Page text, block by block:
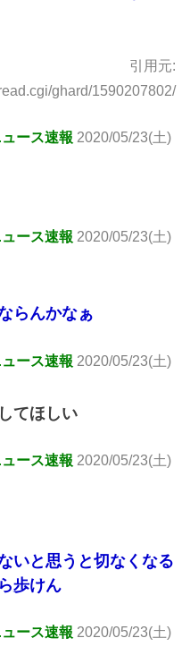
引用元:
ghard/1590207802/
ース速報 2020/05/23(土)
ース速報 2020/05/23(土)
らんかなぁ
ース速報 2020/05/23(土)
てほしい
ース速報 2020/05/23(土)
いと思うと切なくなる
歩けん
ース速報 2020/05/23(土)